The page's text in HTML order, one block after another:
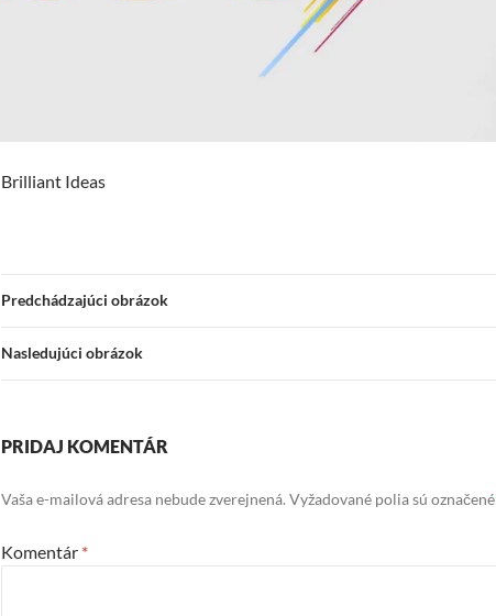
Brilliant Ideas
Predchádzajúci obrázok
Nasledujúci obrázok
PRIDAJ KOMENTÁR
Vaša e-mailová adresa nebude zverejnená. Vyžadované polia sú označené
Komentár *